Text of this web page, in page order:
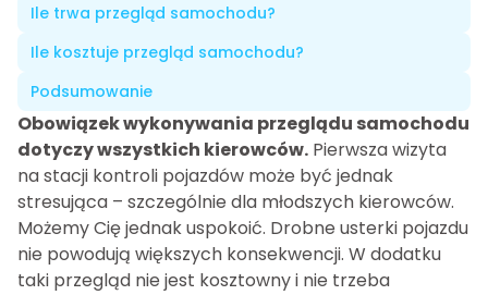
Ile trwa przegląd samochodu?
Ile kosztuje przegląd samochodu?
Podsumowanie
Obowiązek wykonywania przeglądu samochodu
dotyczy wszystkich kierowców. Pierwsza wizyta
na stacji kontroli pojazdów może być jednak
stresująca – szczególnie dla młodszych kierowców.
Możemy Cię jednak uspokoić. Drobne usterki pojazdu
nie powodują większych konsekwencji. W dodatku
taki przegląd nie jest kosztowny i nie trzeba